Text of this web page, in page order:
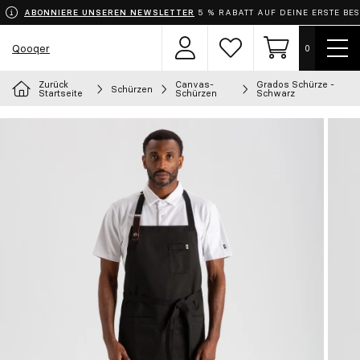
ABONNIERE UNSEREN NEWSLETTER 5 % RABATT AUF DEINE ERSTE
Qooqer
Wähle dein Outfit
Benutzerbereich
Wunschzettel
0
Menü
Zurück
Startseite Schürzen Canvas-
Schürzen
Grados Schürze -
Schwarz